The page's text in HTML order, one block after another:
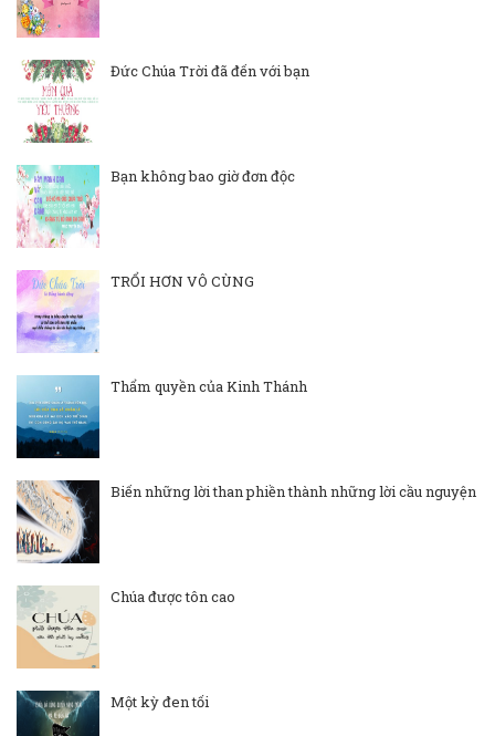
Đức Chúa Trời đã đến với bạn
Bạn không bao giờ đơn độc
TRỔI HƠN VÔ CÙNG
Thẩm quyền của Kinh Thánh
Biến những lời than phiền thành những lời cầu nguyện
Chúa được tôn cao
Một kỳ đen tối